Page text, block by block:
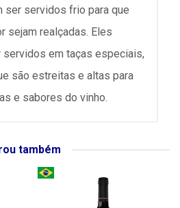
ser servidos frio para que
sejam realçadas. Eles
em taças especiais,
são estreitas e altas para
e sabores do vinho.
também